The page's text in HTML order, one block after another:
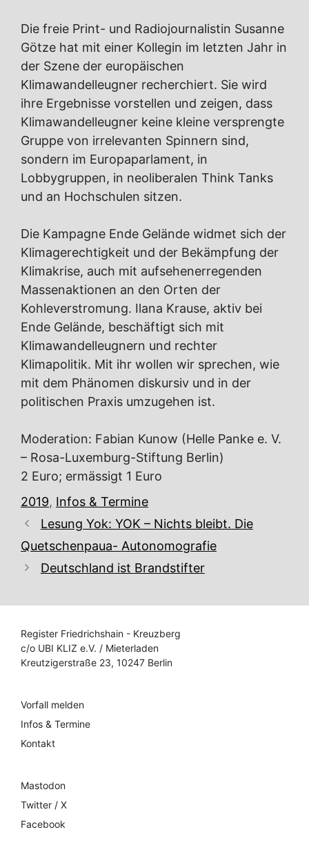
Die freie Print- und Radiojournalistin Susanne
Götze hat mit einer Kollegin im letzten Jahr in
der Szene der europäischen
Klimawandelleugner recherchiert. Sie wird
ihre Ergebnisse vorstellen und zeigen, dass
Klimawandelleugner keine kleine versprengte
Gruppe von irrelevanten Spinnern sind,
sondern im Europaparlament, in
Lobbygruppen, in neoliberalen Think Tanks
und an Hochschulen sitzen.
Die Kampagne Ende Gelände widmet sich der
Klimagerechtigkeit und der Bekämpfung der
Klimakrise, auch mit aufsehenerregenden
Massenaktionen an den Orten der
Kohleverstromung. Ilana Krause, aktiv bei
Ende Gelände, beschäftigt sich mit
Klimawandelleugnern und rechter
Klimapolitik. Mit ihr wollen wir sprechen, wie
mit dem Phänomen diskursiv und in der
politischen Praxis umzugehen ist.
Moderation: Fabian Kunow (Helle Panke e. V.
– Rosa-Luxemburg-Stiftung Berlin)
2 Euro; ermässigt 1 Euro
Kategorien
2019, Infos & Termine
Lesung Yok: YOK – Nichts bleibt. Die
Quetschenpaua- Autonomografie
Deutschland ist Brandstifter
Register Friedrichshain - Kreuzberg
c/o UBI KLIZ e.V. / Mieterladen
Kreutzigerstraße 23, 10247 Berlin
Vorfall melden
Infos & Termine
Kontakt
Mastodon
Twitter / X
Facebook